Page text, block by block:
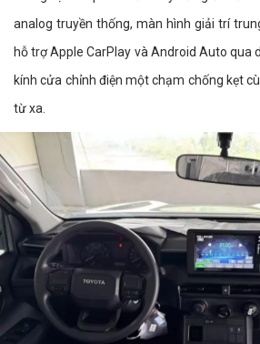
analog truyền thống, màn hình giải trí
hỗ trợ Apple CarPlay và Android Auto qua
kính cửa chỉnh điện một chạm chống kẹt
từ xa.